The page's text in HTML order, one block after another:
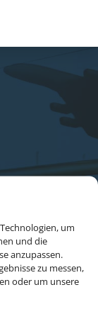
um
und die
anzupassen.
zu messen,
oder um unsere